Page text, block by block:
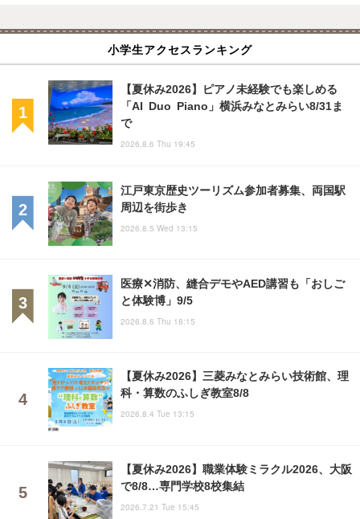
小学生アクセスランキング
【夏休み2026】ピアノ未経験でも楽しめる
「AI Duo Piano」横浜みなとみらい8/31ま
で
2026.8.6 Thu 19:45
江戸東京歴史ツーリズム参加者募集、両国駅
周辺を街歩き
2026.8.5 Wed 13:15
医療✕消防、縫合デモやAED講習も「おしご
と体験博」9/5
2026.8.6 Thu 18:15
【夏休み2026】三菱みなとみらい技術館、理
科・算数のふしぎ教室8/8
2026.8.4 Tue 13:15
【夏休み2026】職業体験ミラクル2026、大阪
で8/8…専門学校8校集結
2026.7.21 Tue 15:45